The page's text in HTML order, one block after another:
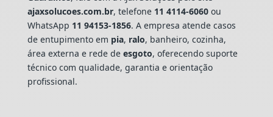
ajaxsolucoes.com.br, telefone 11 4114-6060ou
WhatsApp 11 94153-1856. A empresa atende casos
de entupimento em pia, ralo, banheiro, cozinha,
área externa e rede de esgoto, oferecendo suporte
técnico com qualidade, garantia e orientação
profissional.